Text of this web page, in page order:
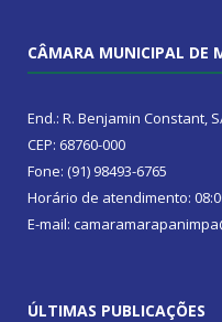
CÂMARA MUNICIPAL DE
End.: R. Benjamin Constant,
CEP: 68760-000
Fone: (91) 98493-6765
Horário de atendimento:
E-mail:
ÚLTIMAS PUBLICAÇÕES